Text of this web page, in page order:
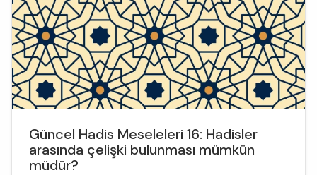
Güncel Hadis Meseleleri 16: Hadisler
arasında çelişki bulunması mümkün
müdür?